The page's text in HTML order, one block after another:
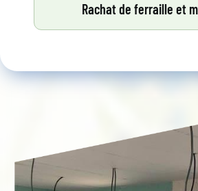
Rachat de ferraille et